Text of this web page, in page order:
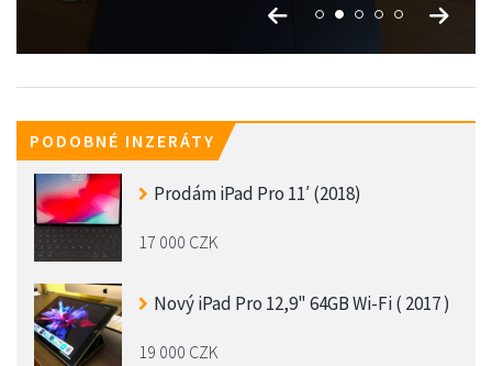
PODOBNÉ INZERÁTY
Prodám iPad Pro 11′ (2018)
17 000 CZK
Nový iPad Pro 12,9" 64GB Wi-Fi ( 2017 )
19 000 CZK